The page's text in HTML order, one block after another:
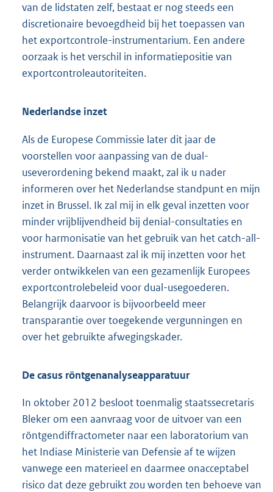
van de lidstaten zelf, bestaat er nog steeds een
discretionaire bevoegdheid bij het toepassen van
het exportcontrole-instrumentarium. Een andere
oorzaak is het verschil in informatiepositie van
exportcontroleautoriteiten.
Nederlandse inzet
Als de Europese Commissie later dit jaar de
voorstellen voor aanpassing van de dual-
useverordening bekend maakt, zal ik u nader
informeren over het Nederlandse standpunt en mijn
inzet in Brussel. Ik zal mij in elk geval inzetten voor
minder vrijblijvendheid bij denial-consultaties en
voor harmonisatie van het gebruik van het catch-all-
instrument. Daarnaast zal ik mij inzetten voor het
verder ontwikkelen van een gezamenlijk Europees
exportcontrolebeleid voor dual-usegoederen.
Belangrijk daarvoor is bijvoorbeeld meer
transparantie over toegekende vergunningen en
over het gebruikte afwegingskader.
De casus röntgenanalyseapparatuur
In oktober 2012 besloot toenmalig staatssecretaris
Bleker om een aanvraag voor de uitvoer van een
röntgendiffractometer naar een laboratorium van
het Indiase Ministerie van Defensie af te wijzen
vanwege een materieel en daarmee onacceptabel
risico dat deze gebruikt zou worden ten behoeve van